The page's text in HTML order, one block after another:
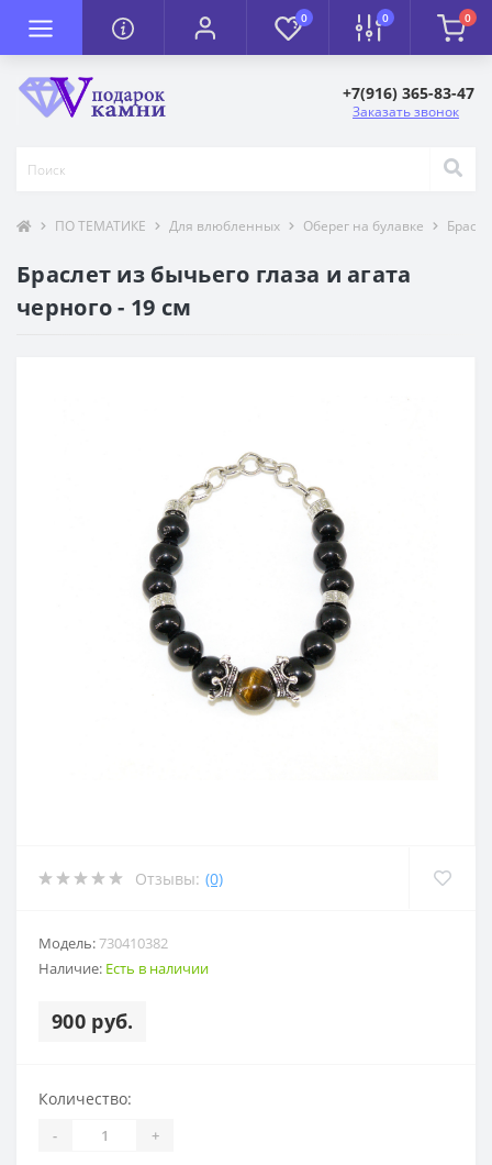
0 0 0
+7(916) 365-83-47
Заказать звонок
ПО ТЕМАТИКЕ Для влюбленных Оберег на булавке
Браслет из бычьего глаза и агата
черного - 19 см
Отзывы: (0)
Модель:730410382
Наличие: Есть в наличии
900 руб.
Количество:
- +